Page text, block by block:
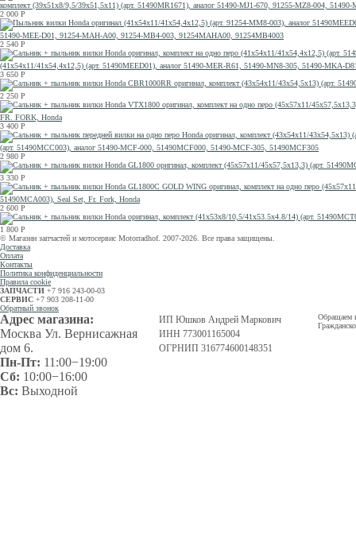
комплект (39x51x8/9,5/39x51,5x11) (арт. 51490MR1671), аналог 51490-MJ1-670, 91255-MZ8-004,
2 000 Р
51490-MEE-D01, 91254-MAH-A00, 91254-MB4-003, 91254MAHA00, 91254MB4003
2 540 Р
(41x54x11/41x54,4x12,5) (арт. 51490MEED01), аналог 51490-MER-R61, 51490-MN8-305, 51490-MKA-
3 650 Р
2 250 Р
FR. FORK, Honda
3 400 Р
(арт. 51490MCC003), аналог 51490-MCF-000, 51490MCF000, 51490-MCF-305, 51490MCF305
2 980 Р
3 330 Р
51490MCA003), Seal Set, Fr. Fork, Honda
2 600 Р
1 800 Р
© Магазин запчастей и мотосервис Motorradhof. 2007-2026. Все права защищены.
Доставка
Оплата
Контакты
Политика конфиденциальности
Правила cookie
ЗАПЧАСТИ +7 916 243-00-03
СЕРВИС +7 903 208-11-00
Обратный звонок
Адрес магазина:
Москва Ул. Вернисажная
дом 6.
Пн-Пт: 11:00−19:00
Сб: 10:00−16:00
Вс: Выходной
ИП Юшков Андрей Маркович
ИНН 773001165004
ОГРНИП 316774600148351
Обращаем